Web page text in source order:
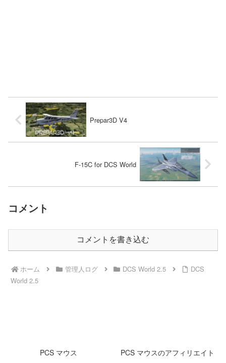
Prepar3D V4
F-15C for DCS World
コメント
コメントを書き込む
ホーム 管理人ログ DCS World 2.5
DCS
World 2.5
PCS マウス
PCS マウスのアフィリエイト